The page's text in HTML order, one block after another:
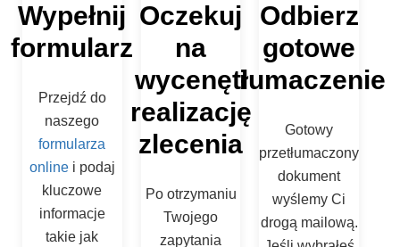
Wypełnij
formularz
Przejdź do
naszego
formularza
onlinei podaj
kluczowe
informacje
takie jak
Oczekuj
na
wycenę i
realizację
zlecenia
Po otrzymaniu
Twojego
zapytania
Odbierz
gotowe
tłumaczenie
Gotowy
przetłumaczony
dokument
wyślemy Ci
drogą mailową.